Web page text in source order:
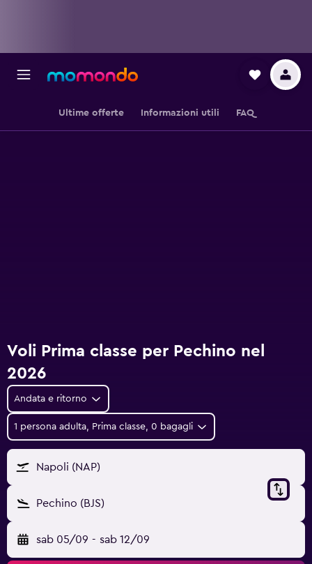
Ultime offerte Informazioni utili FAQ
Voli Prima classe per Pechino nel
2026
Andata e ritorno
1 persona adulta, Prima classe, 0 bagagli
Napoli (NAP)
Pechino (BJS)
sab 05/09 - sab 12/09